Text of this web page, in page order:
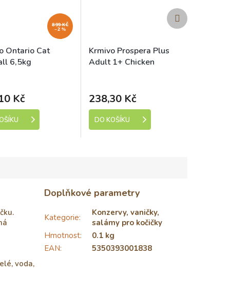
899 KČ
–2 %
Ontario Cat
6,5kg
Kč
Krmivo Prospera Plus
Adult 1+ Chicken
238,30 Kč
DO KOŠÍKU
Další
produkt
voda,
Doplňkové parametry
Kategorie:
Konzervy, vaničky,
salámy pro kočičky
Hmotnost:
0.1 kg
EAN: 5350393001838